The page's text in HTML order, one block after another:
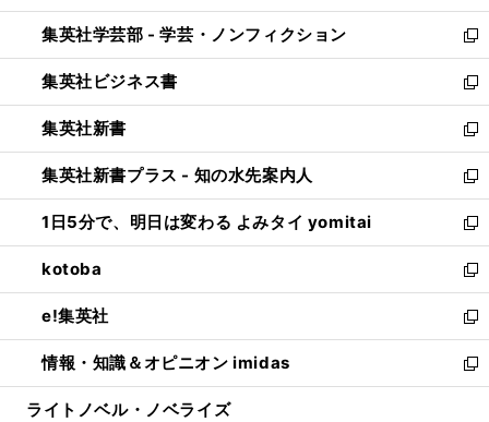
開
く
ウ
で
開
く
ン
ド
ウ
で
開
く
ウ
ィ
ン
ド
ウ
で
開
く
集英社学芸部 - 学芸・ノンフィクション
新
し
い
ウ
ィ
ン
ド
ウ
で
開
く
集英社ビジネス書
新
し
い
ウ
ィ
ン
ド
ウ
で
開
く
集英社新書
新
し
い
ウ
ィ
ン
ド
ウ
で
開
く
集英社新書プラス - 知の水先案内人
新
し
い
ウ
ィ
ン
ド
ウ
で
開
1日5分で、明日は変わる よみタイ yomitai
新
し
い
ウ
ィ
ン
ド
ウ
kotoba
新
し
い
ウ
ィ
ン
e!集英社
新
し
い
ウ
情報・知識＆オピニオン imidas
新
し
ライトノベル・ノベライズ